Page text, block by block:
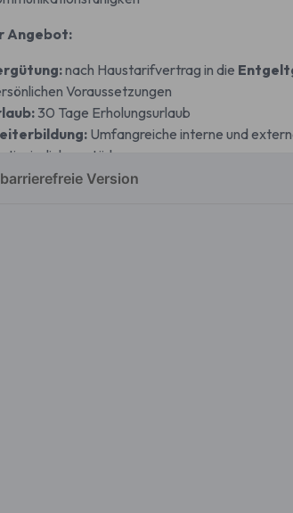
barrierefreie Version